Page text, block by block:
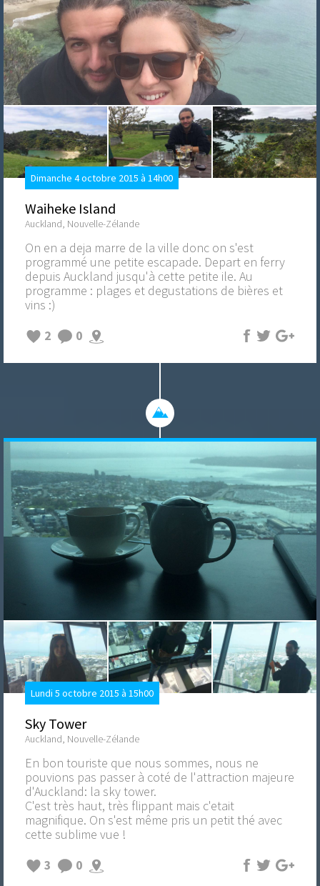
Dimanche 4 octobre 2015 à 14h00
Waiheke Island
Auckland, Nouvelle-Zélande
On en a deja marre de la ville donc on s'est
programmé une petite escapade. Depart en ferry
depuis Auckland jusqu'à cette petite ile. Au
programme : plages et degustations de bières et
vins :)
2
0
Lundi 5 octobre 2015 à 15h00
Sky Tower
Auckland, Nouvelle-Zélande
En bon touriste que nous sommes, nous ne
pouvions pas passer à coté de l'attraction majeure
d'Auckland: la sky tower.
C'est très haut, très flippant mais c'etait
magnifique. On s'est même pris un petit thé avec
cette sublime vue !
3
0